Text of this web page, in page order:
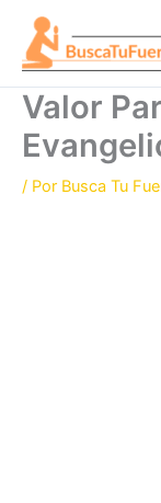
contenido
Valor
/ Por Busca Tu